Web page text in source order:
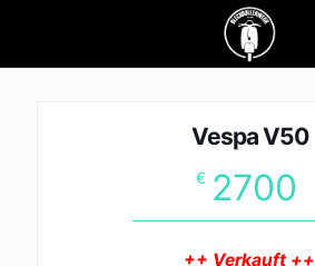
Vespa V50
€ 2700
++ Verkauft ++